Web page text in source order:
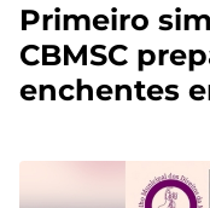
Primeiro
CBMSC
enchentes